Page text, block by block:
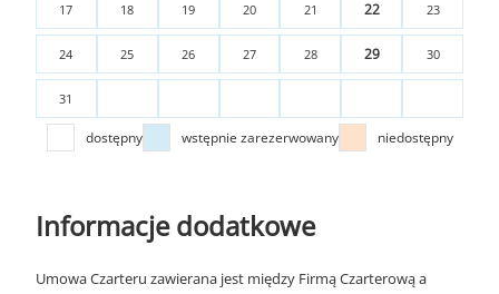
17 18 19 20 21 22 23
24 25 26 27 28 29 30
31
dostępny wstępnie zarezerwowany niedostępny
Informacje dodatkowe
Umowa Czarteru zawierana jest między Firmą Czarterową a